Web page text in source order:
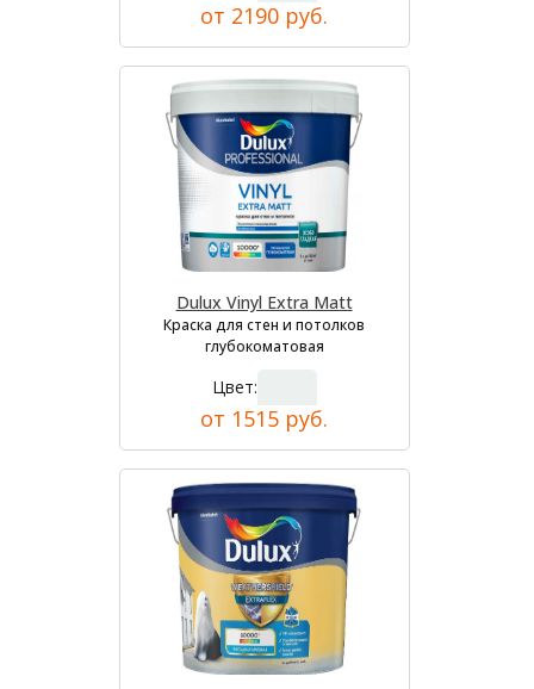
от 2190 руб.
Dulux Vinyl Extra Matt
Краска для стен и потолков
глубокоматовая
Цвет:
от 1515 руб.